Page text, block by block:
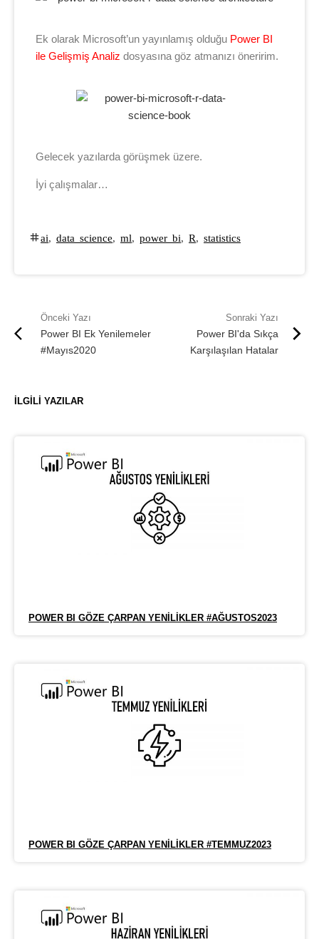
Ek olarak Microsoft’un yayınlamış olduğu Power BI
ile Gelişmiş Analiz dosyasına göz atmanızı öneririm.
Gelecek yazılarda görüşmek üzere.
İyi çalışmalar…
ai data science ml power bi R statistics
Power BI Ek Yenilemeler
#Mayıs2020
Power BI'da Sıkça
Karşılaşılan Hatalar
İLGILI YAZILAR
POWER BI GÖZE ÇARPAN YENILIKLER #AĞUSTOS2023
POWER BI GÖZE ÇARPAN YENILIKLER #TEMMUZ2023